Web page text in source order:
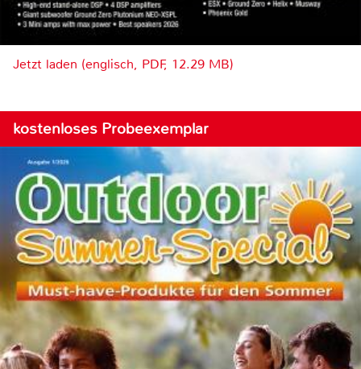
Jetzt laden (englisch, PDF, 12.29 MB)
kostenloses Probeexemplar